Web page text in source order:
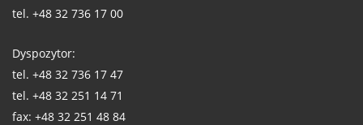
tel. +48 32 736 17 00
Dyspozytor:
tel. +48 32 736 17 47
tel. +48 32 251 14 71
fax: +48 32 251 48 84